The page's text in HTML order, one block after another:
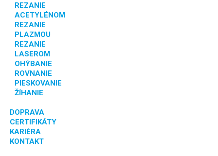
REZANIE
ACETYLÉNOM
REZANIE
PLAZMOU
REZANIE
LASEROM
OHÝBANIE
ROVNANIE
PIESKOVANIE
ŽÍHANIE
DOPRAVA
CERTIFIKÁTY
KARIÉRA
KONTAKT